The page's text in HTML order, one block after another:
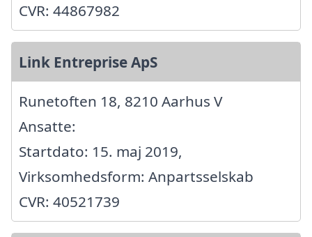
CVR: 44867982
Link Entreprise ApS
Runetoften 18, 8210 Aarhus V
Ansatte:
Startdato: 15. maj 2019,
Virksomhedsform: Anpartsselskab
CVR: 40521739